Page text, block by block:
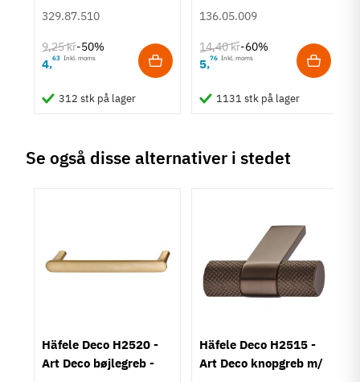
Type
Stil
TilstandNy
Euroskruer
329.87.510
9,25 kr-50%
4,63 Inkl. moms
312 stk på lager
stål
136.05.009
14,40 kr-60%
5,76 Inkl. moms
1131 stk på lager
Se også disse alternativer i stedet
Häfele Deco H2520 -
Art Deco bøjlegreb -
Häfele Deco H2515 -
Art Deco knopgreb m/